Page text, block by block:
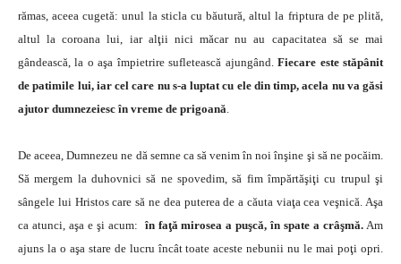
rămas, aceea cugetă: unul la sticla cu băutură, altul la friptura de pe plită,
altul la coroana lui, iar alţii nici măcar nu au capacitatea să se mai
gândească, la o aşa împietrire sufletească ajungând.Fiecare este stăpânit
de patimile lui, iar cel care nu s-a luptat cu ele din timp, acela nu va găsi
ajutor dumnezeiesc în vreme de prigoană.
De aceea, Dumnezeu ne dă semne ca să venim în noi înşine şi să ne pocăim.
Să mergem la duhovnici să ne spovedim, să fim împărtăşiţi cu trupul şi
sângele lui Hristos care să ne dea puterea de a căuta viaţa cea veşnică. Aşa
ca atunci, aşa e şi acum: în faţă mirosea a puşcă, în spate a crâşmă. Am
ajuns la o aşa stare de lucru încât toate aceste nebunii nu le mai poţi opri.